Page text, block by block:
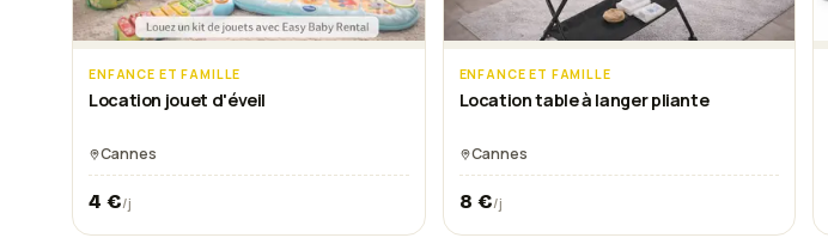
ENFANCE ET FAMILLE
Location jouet d'éveil
Cannes
4 €/j
ENFANCE ET FAMILLE
Location table à langer pliante
Cannes
8 €/j